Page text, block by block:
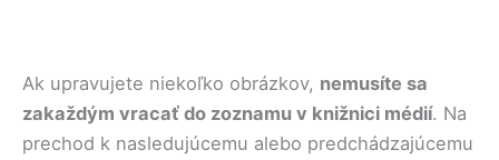
Ak upravujete niekoľko obrázkov, nemusíte sa
zakaždým vracať do zoznamu v knižnici médií. Na
prechod k nasledujúcemu alebo predchádzajúcemu